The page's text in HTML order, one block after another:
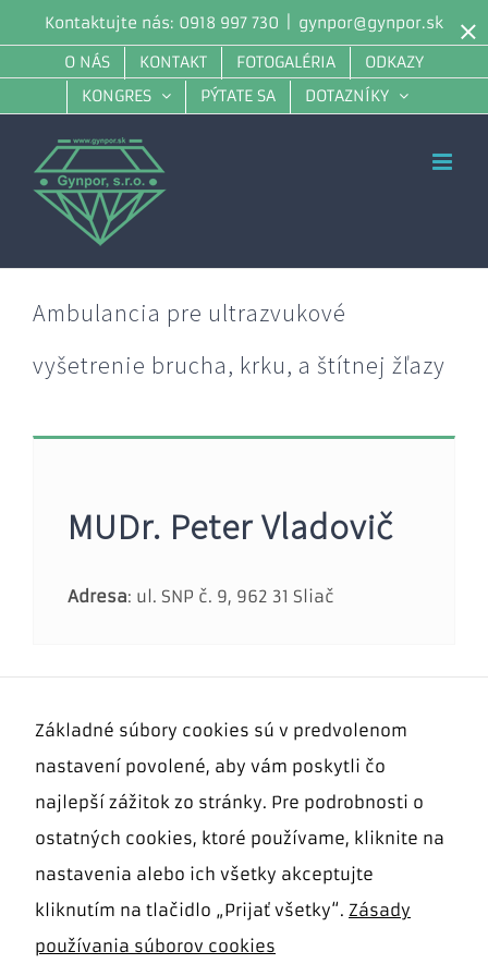
to
Kontaktujte nás: 0918 997 730
gynpor@gynpor.sk
O NÁS
KONTAKT FOTOGALÉRIA
ODKAZY
KONGRES
PÝTATE SA DOTAZNÍKY
Ambulancia pre ultrazvukové
vyšetrenie brucha, krku, a štítnej žľazy
MUDr. Peter Vladovič
Adresa: ul. SNP č. 9, 962 31 Sliač
ORDINAČNÉ HODINY
Štvrok 15:00 – 16:30
Objednávanie: 0905 195 048
×
Základné súbory cookies sú v predvolenom
nastavení povolené, aby vám poskytli čo
najlepší zážitok zo stránky. Pre podrobnosti o
ostatných cookies, ktoré používame, kliknite na
nastavenia alebo ich všetky akceptujte
kliknutím na tlačidlo „Prijať všetky“. Zásady
používania súborov cookies
Cookies
nevyhnutné
pre
fungovanie
webu